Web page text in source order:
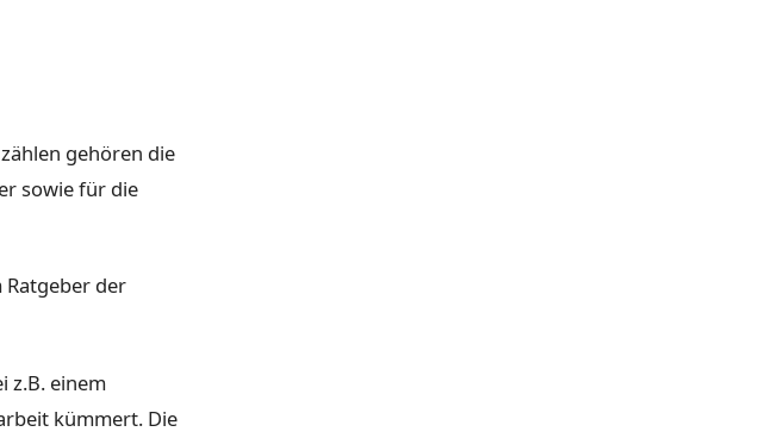
gehören die
sowie für die
Ratgeber der
z.B. einem
kümmert. Die